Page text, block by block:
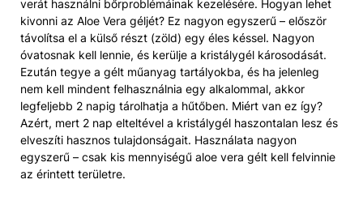
verát használni bőrproblémáinak kezelésére. Hogyan lehet
kivonni az Aloe Vera géljét? Ez nagyon egyszerű – először
távolítsa el a külső részt (zöld) egy éles késsel. Nagyon
óvatosnak kell lennie, és kerülje a kristálygél károsodását.
Ezután tegye a gélt műanyag tartályokba, és ha jelenleg
nem kell mindent felhasználnia egy alkalommal, akkor
legfeljebb 2 napig tárolhatja a hűtőben. Miért van ez így?
Azért, mert 2 nap elteltével a kristálygél haszontalan lesz és
elveszíti hasznos tulajdonságait. Használata nagyon
egyszerű – csak kis mennyiségű aloe vera gélt kell felvinnie
az érintett területre.